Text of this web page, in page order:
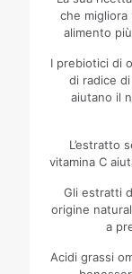
che
alimento
I prebiotici di
di radice
aiutano il
L’estratto
vitamina C
Gli estratti
origine
a
Acidi grassi